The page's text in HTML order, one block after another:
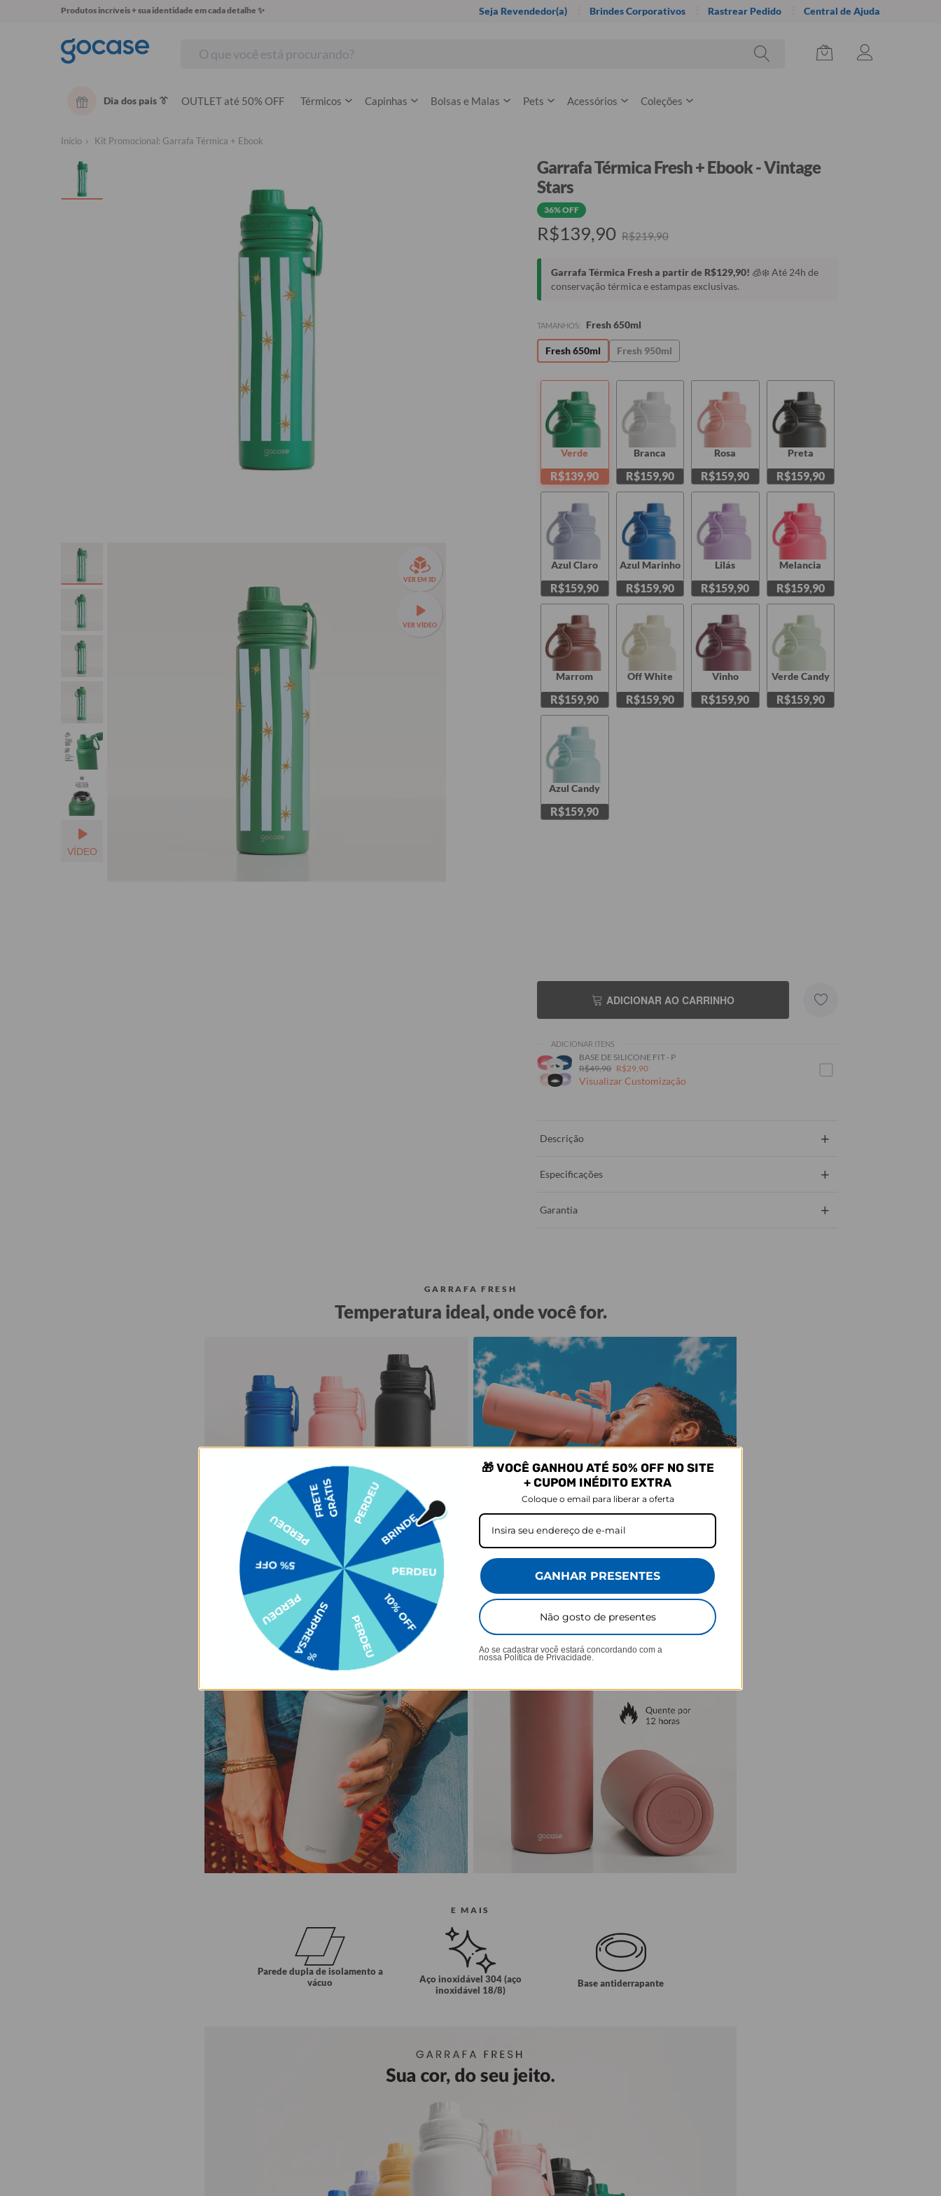
Produtos incríveis + sua identidade em cada detalhe ✨ Seja Revendedor(a) Brindes Corporativos Rastrear Pedido Central de Ajuda
Dia dos pais 👔 OUTLET até 50% OFF Térmicos Capinhas Bolsas e Malas Pets Acessórios Coleções
Início Kit Promocional: Garrafa Térmica + Ebook
VER EM 3D
VER VÍDEO
VÍDEO
Garrafa Térmica Fresh + Ebook - Vintage
Stars
R$219,90
R$139,90
36% OFF
Garrafa Térmica Fresh a partir de R$129,90! 🧊❄️ Até 24h de
conservação térmica e estampas exclusivas.
TAMANHOS: Fresh 650ml
Fresh 650ml Fresh 950ml
Verde
R$139,90
Branca
R$159,90
Rosa
R$159,90
Preta
R$159,90
Azul Claro
R$159,90
Azul Marinho
R$159,90
Lilás
R$159,90
Melancia
R$159,90
Marrom
R$159,90
Off White
R$159,90
Vinho
R$159,90
Verde Candy
R$159,90
Azul Candy
R$159,90
ADICIONAR AO CARRINHO
ADICIONAR ITENS
BASE DE SILICONE FIT - P
R$49,90 R$29,90
Visualizar Customização
Descrição +
Especificações +
Garantia +
GARRAFA FRESH
Temperatura ideal, onde você for.
E MAIS
Parede dupla de isolamento a
vácuo
Aço inoxidável 304 (aço
inoxidável 18/8)
Base antiderrapante
🎁 VOCÊ GANHOU ATÉ 50% OFF NO SITE
+ CUPOM INÉDITO EXTRA
Coloque o email para liberar a oferta
GANHAR PRESENTES
Não gosto de presentes
Ao se cadastrar você estará concordando com a
nossa Política de Privacidade.